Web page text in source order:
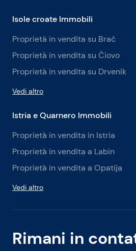
Rimani in
Isole croate Immobili
Proprietà in vendita su Brač
Proprietà in vendita su Čiovo
Proprietà in vendita su Drvenik
Vedi altro
Istria e Quarnero Immobili
Proprietà in vendita in Istria
Proprietà in vendita a Labin
Proprietà in vendita a Opatija
Vedi altro